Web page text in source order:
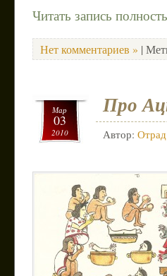
Читать запись
Нет комментариев » |
Мар
03
2010
Про
Автор: Отрад